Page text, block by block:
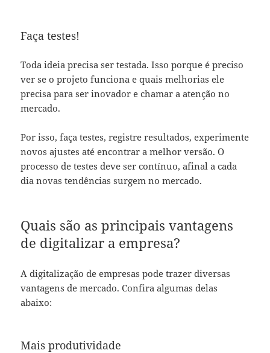
Faça testes!
Toda ideia precisa ser testada. Isso porque é preciso
ver se o projeto funciona e quais melhorias ele
precisa para ser inovador e chamar a atenção no
mercado.
Por isso, faça testes, registre resultados, experimente
novos ajustes até encontrar a melhor versão. O
processo de testes deve ser contínuo, afinal a cada
dia novas tendências surgem no mercado.
Quais são as principais vantagens
de digitalizar a empresa?
A digitalização de empresas pode trazer diversas
vantagens de mercado. Confira algumas delas
abaixo:
Mais produtividade